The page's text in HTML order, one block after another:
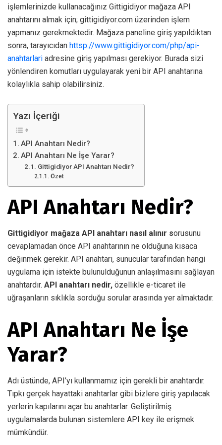
işlemlerinizde kullanacağınız Gittigidiyor mağaza API
anahtarını almak için; gittigidiyor.com üzerinden işlem
yapmanız gerekmektedir. Mağaza paneline giriş yapıldıktan
sonra, tarayıcıdan httsp://www.gittigidiyor.com/php/api-
anahtarlari adresine giriş yapılması gerekiyor. Burada sizi
yönlendiren komutları uygulayarak yeni bir API anahtarına
kolaylıkla sahip olabilirsiniz.
Yazı İçeriği
API Anahtarı Nedir?
API Anahtarı Ne İşe Yarar?
Gittigidiyor API Anahtarı Nedir?
Özet
API Anahtarı Nedir?
Gittigidiyor mağaza API anahtarı nasıl alınır sorusunu
cevaplamadan önce API anahtarının ne olduğuna kısaca
değinmek gerekir. API anahtarı, sunucular tarafından hangi
uygulama için istekte bulunulduğunun anlaşılmasını sağlayan
anahtardır. API anahtarı nedir, özellikle e-ticaret ile
uğraşanların sıklıkla sorduğu sorular arasında yer almaktadır.
API Anahtarı Ne İşe
Yarar?
Adı üstünde, API’yı kullanmamız için gerekli bir anahtardır.
Tıpkı gerçek hayattaki anahtarlar gibi bizlere giriş yapılacak
yerlerin kapılarını açar bu anahtarlar. Geliştirilmiş
uygulamalarda bulunan sistemlere API key ile erişmek
mümkündür.